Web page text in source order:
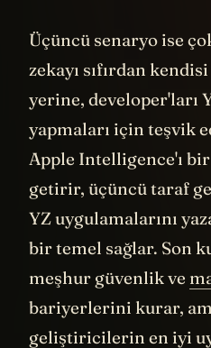
Üçüncü senaryo ise
zekayı sıfırdan kendisi
yerine, developer'ları
yapmaları için teşvik
Apple Intelligence'ı
getirir, üçüncü taraf
YZ uygulamalarını
bir temel sağlar. Son
meşhur güvenlik ve
bariyerlerini kurar,